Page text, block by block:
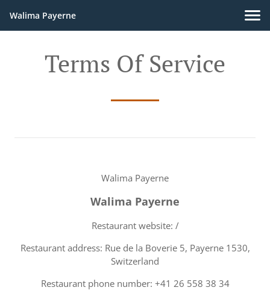
Walima Payerne
Terms Of Service
Walima Payerne
Walima Payerne
Restaurant website: /
Restaurant address: Rue de la Boverie 5, Payerne 1530,
Switzerland
Restaurant phone number: +41 26 558 38 34